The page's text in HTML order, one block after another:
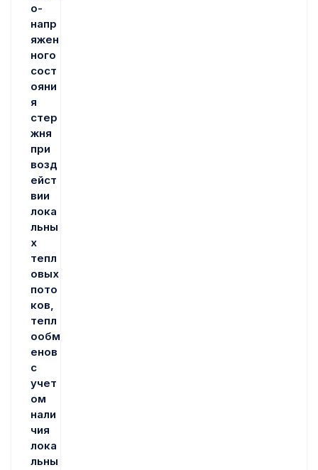
о-
напр
яжен
ного
сост
ояни
я
стер
жня
при
возд
ейст
вии
лока
льны
х
тепл
овых
пото
ков,
тепл
ообм
енов
с
учет
ом
нали
чия
лока
льны